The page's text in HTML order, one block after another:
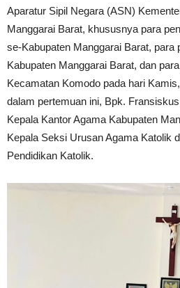
Aparatur Sipil Negara (ASN)
Manggarai Barat, khususnya para
se-Kabupaten Manggarai Barat, para
Kabupaten Manggarai Barat, dan
Kecamatan Komodo pada hari
dalam pertemuan ini, Bpk.
Kepala Kantor Agama Kabupaten
Kepala Seksi Urusan Agama Katolik
Pendidikan Katolik.